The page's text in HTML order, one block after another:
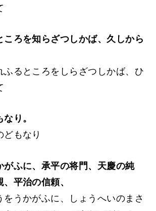
ころを知らざつしかば、久しから
ふるところをしらざつしかば、ひ
り。
どもなり
がふに、承平の将門、天慶の純
平治の信頼、
をうかがふに、しょうへいのまさ